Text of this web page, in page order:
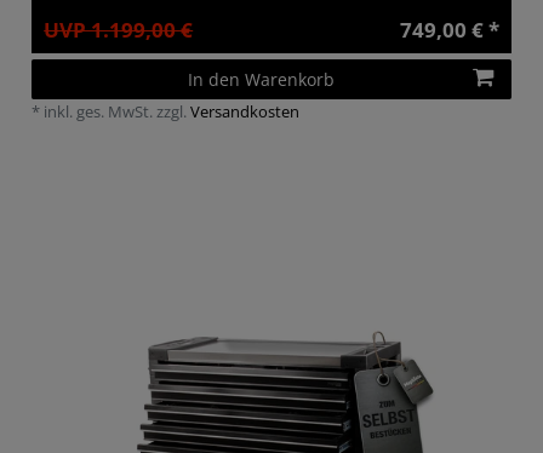
UVP 1.199,00 €
749,00 € *
In den Warenkorb
* inkl. ges. MwSt. zzgl.Versandkosten